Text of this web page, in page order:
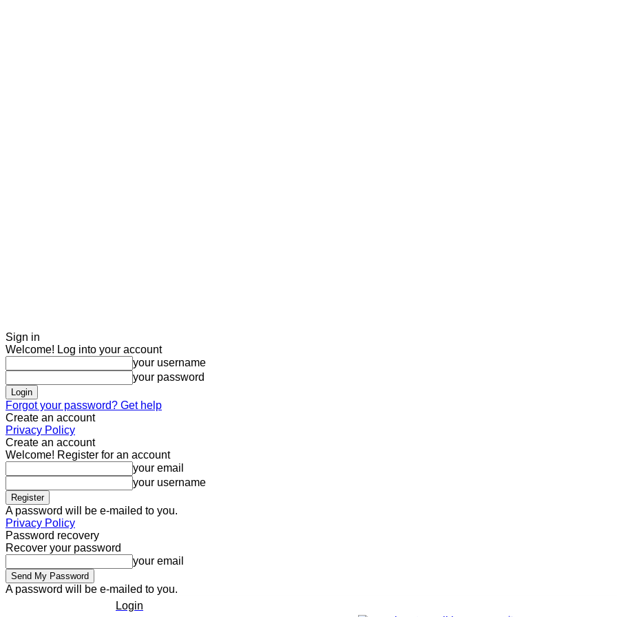
Sign in
Welcome! Log into your account
your username
your password
Forgot your password? Get help
Create an account
Privacy Policy
Create an account
Welcome! Register for an account
your email
your username
A password will be e-mailed to you.
Privacy Policy
Password recovery
Recover your password
your email
A password will be e-mailed to you.
Login